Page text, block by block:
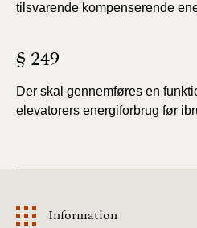
tilsvarende kompenserende
§ 249
Der skal gennemføres en
elevatorers energiforbrug før
Information